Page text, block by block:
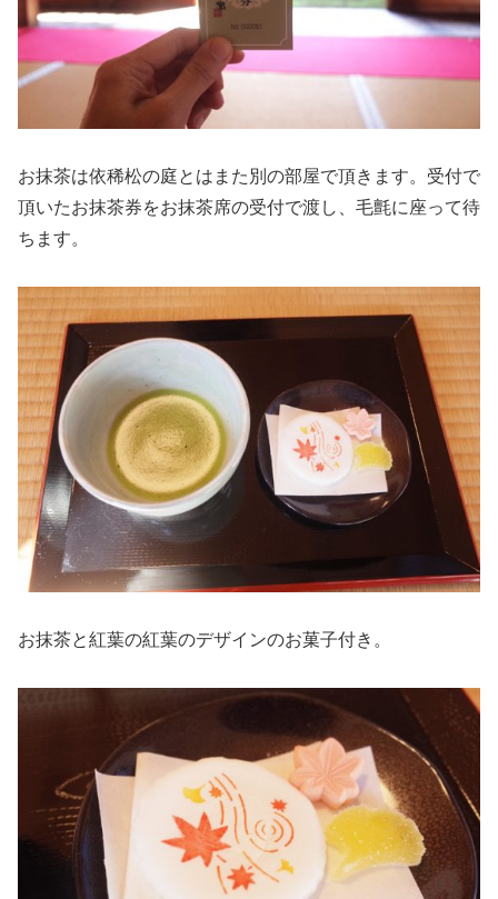
お抹茶は依稀松の庭とはまた別の部屋で頂きます。受付で
頂いたお抹茶券をお抹茶席の受付で渡し、毛氈に座って待
ちます。
お抹茶と紅葉の紅葉のデザインのお菓子付き。